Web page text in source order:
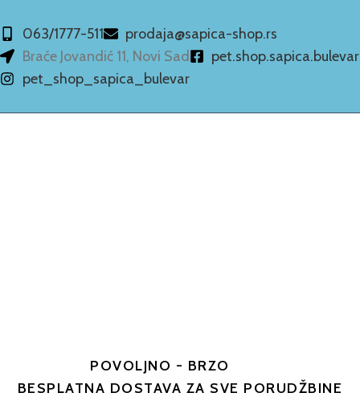
063/1777-511
prodaja@sapica-shop.rs
Braće Jovandić 11, Novi Sad
pet.shop.sapica.bulevar
pet_shop_sapica_bulevar
POVOLJNO - BRZO
BESPLATNA DOSTAVA ZA SVE PORUDŽBINE